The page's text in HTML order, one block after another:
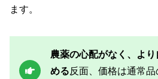
ます。
農薬の心配がなく、よ
める反面、価格は通常